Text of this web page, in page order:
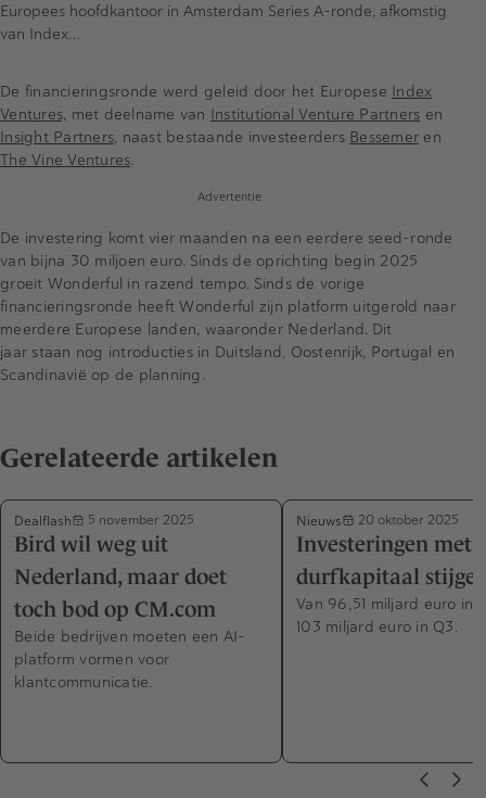
Europees hoofdkantoor in Amsterdam Series A-ronde, afkomstig
van Index…
De financieringsronde werd geleid door het Europese Index
Ventures, met deelname van Institutional Venture Partners en
Insight Partners, naast bestaande investeerders Bessemer en
The Vine Ventures.
Advertentie
De investering komt vier maanden na een eerdere seed-ronde
van bijna 30 miljoen euro. Sinds de oprichting begin 2025
groeit Wonderful in razend tempo. Sinds de vorige
financieringsronde heeft Wonderful zijn platform uitgerold naar
meerdere Europese landen, waaronder Nederland. Dit
jaar staan nog introducties in Duitsland, Oostenrijk, Portugal en
Scandinavië op de planning.
Gerelateerde artikelen
Dealflash 5 november 2025
Bird wil weg uit
Nederland, maar doet
toch bod op CM.com
Beide bedrijven moeten een AI-
platform vormen voor
klantcommunicatie.
Nieuws 20 oktober 2025
Investeringen met
durfkapitaal
Van 96,51 miljard euro in
103 miljard euro in Q3.